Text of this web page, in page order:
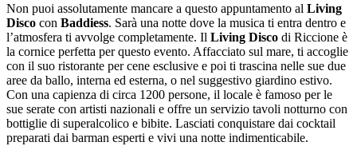
Non puoi assolutamente mancare a questo appuntamento al Living
Disco con Baddiess. Sarà una notte dove la musica ti entra dentro e
l’atmosfera ti avvolge completamente. Il Living Disco di Riccione è
la cornice perfetta per questo evento. Affacciato sul mare, ti accoglie
con il suo ristorante per cene esclusive e poi ti trascina nelle sue due
aree da ballo, interna ed esterna, o nel suggestivo giardino estivo.
Con una capienza di circa 1200 persone, il locale è famoso per le
sue serate con artisti nazionali e offre un servizio tavoli notturno con
bottiglie di superalcolico e bibite. Lasciati conquistare dai cocktail
preparati dai barman esperti e vivi una notte indimenticabile.